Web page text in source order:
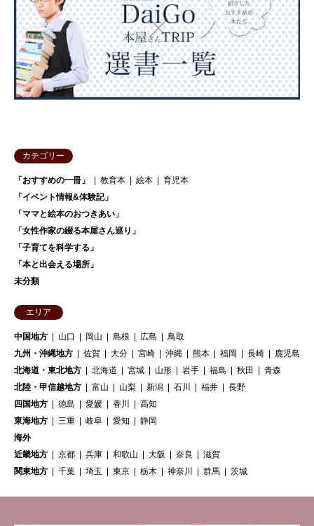
カテゴリー
「おすすめの一冊」 教育本 絵本
育児本
「イベント情報&体験記」
「ママと絵本のおつきあい」
「女性作家の綴る本屋さん巡り」
「子育てを科学する」
「本と出会える場所」
未分類
エリア
中国地方 山口 岡山 島根 広島
鳥取
九州・沖縄地方
佐賀 大分 宮崎 沖縄 熊本 福岡 長崎
鹿児島
北海道・東北地方
北海道 宮城 山形 岩手 福島 秋田
青森
北陸・甲信越地方
富山 山梨 新潟 石川 福井
長野
四国地方
徳島 愛媛 香川
高知
東海地方
三重 岐阜 愛知
静岡
海外
近畿地方
京都 兵庫 和歌山 大阪 奈良
滋賀
関東地方
千葉 埼玉 東京 栃木 神奈川 群馬 茨城